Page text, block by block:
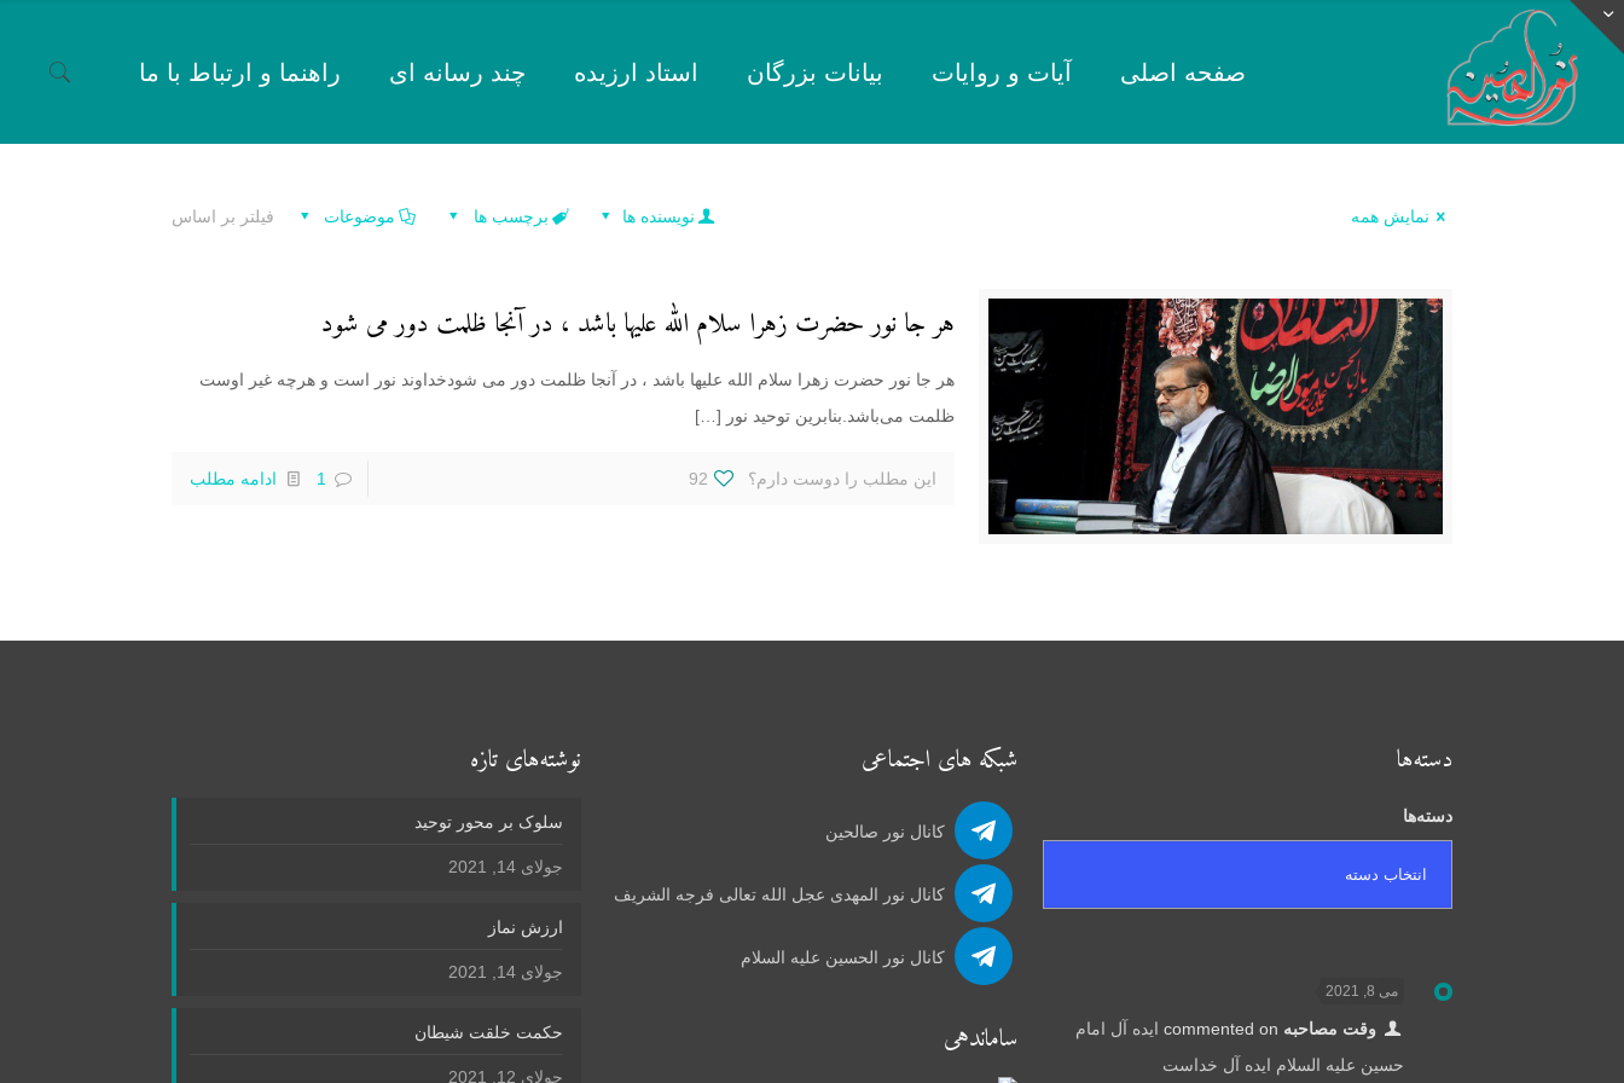
صفحه اصلی آیات و روایات بیانات بزرگان استاد ارزیده چند رسانه ای راهنما و ارتباط با ما
فیلتر بر اساس موضوعات برچسب ها نویسنده ها نمایش همه
هر جا نور حضرت زهرا سلام الله علیها باشد ، در آنجا ظلمت دور می شود
هر جا نور حضرت زهرا سلام الله علیها باشد ، در آنجا ظلمت دور می شودخداوند نور است و هرچه غیر اوست
ظلمت می‌باشد.بنابرین توحید نور […]
این مطلب را دوست دارم؟ 92
1 ادامه مطلب
دسته‌ها
دسته‌ها
می 8, 2021
وقت مصاحبه
ایده آل امام
حسین علیه السلام ایده آل خداست
شبکه های اجتماعی
کانال نور صالحین
کانال نور المهدی عجل الله تعالی فرجه الشریف
کانال نور الحسین علیه السلام
ساماندهی
نوشته‌های تازه
سلوک بر محور توحید
جولای 14, 2021
ارزش نماز
جولای 14, 2021
حکمت خلقت شیطان
جولای 12, 2021